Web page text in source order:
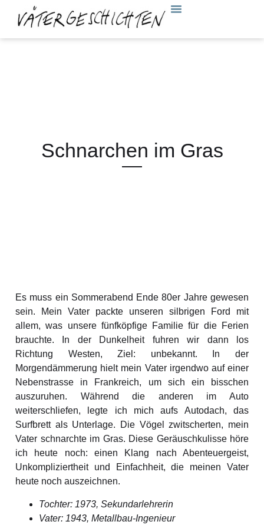
Schnarchen im Gras
Es muss ein Sommerabend Ende 80er Jahre gewesen
sein. Mein Vater packte unseren silbrigen Ford mit
allem, was unsere fünfköpfige Familie für die Ferien
brauchte. In der Dunkelheit fuhren wir dann los
Richtung Westen, Ziel: unbekannt. In der
Morgendämmerung hielt mein Vater irgendwo auf einer
Nebenstrasse in Frankreich, um sich ein bisschen
auszuruhen. Während die anderen im Auto
weiterschliefen, legte ich mich aufs Autodach, das
Surfbrett als Unterlage. Die Vögel zwitscherten, mein
Vater schnarchte im Gras. Diese Geräuschkulisse höre
ich heute noch: einen Klang nach Abenteuergeist,
Unkompliziertheit und Einfachheit, die meinen Vater
heute noch auszeichnen.
Tochter: 1973, Sekundarlehrerin
Vater: 1943, Metallbau-Ingenieur